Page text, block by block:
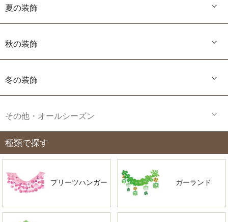
夏の装飾
秋の装飾
冬の装飾
その他・オールシーズン
種類で探す
プリーツハンガー ガーランド